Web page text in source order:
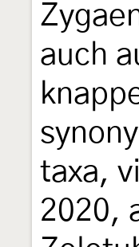
auch
taxa,
2020,